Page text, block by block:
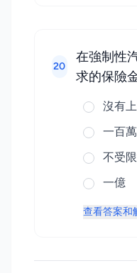
20
在強制性
求的保險
沒有
一百萬
不受
一億
查看答案和